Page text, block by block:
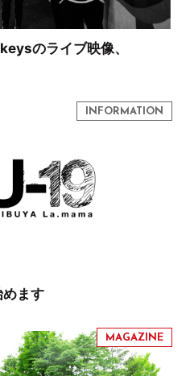
のライブ映像、
めます